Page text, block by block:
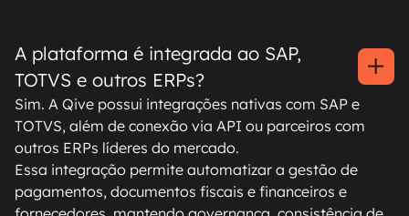
A plataforma é integrada ao SAP,
TOTVS e outros ERPs?
Sim. A Qive possui integrações nativas com SAP e
TOTVS, além de conexão via API ou parceiros com
outros ERPs líderes do mercado.
Essa integração permite automatizar a gestão de
pagamentos, documentos fiscais e financeiros e